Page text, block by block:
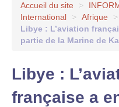
Accueil du site >
International
> Afrique >
Libye : L’aviation
partie de la Marine de
Libye :
française a